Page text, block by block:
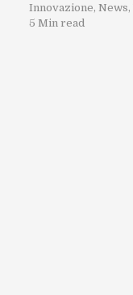
Innovazione, News,
5 Min read